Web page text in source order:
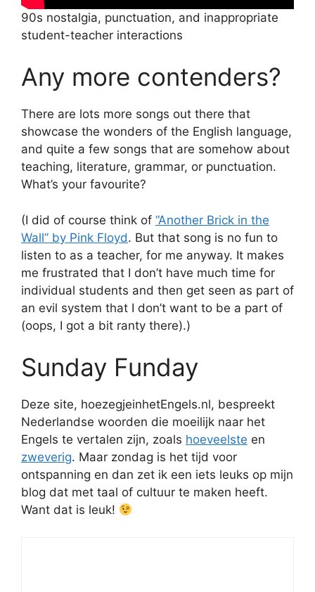
90s nostalgia, punctuation, and inappropriate
student-teacher interactions
Any more contenders?
There are lots more songs out there that
showcase the wonders of the English language,
and quite a few songs that are somehow about
teaching, literature, grammar, or punctuation.
What’s your favourite?
(I did of course think of “Another Brick in the
Wall” by Pink Floyd. But that song is no fun to
listen to as a teacher, for me anyway. It makes
me frustrated that I don’t have much time for
individual students and then get seen as part of
an evil system that I don’t want to be a part of
(oops, I got a bit ranty there).)
Sunday Funday
Deze site, hoezegjeinhetEngels.nl, bespreekt
Nederlandse woorden die moeilijk naar het
Engels te vertalen zijn, zoals hoeveelste en
zweverig. Maar zondag is het tijd voor
ontspanning en dan zet ik een iets leuks op mijn
blog dat met taal of cultuur te maken heeft.
Want dat is leuk!